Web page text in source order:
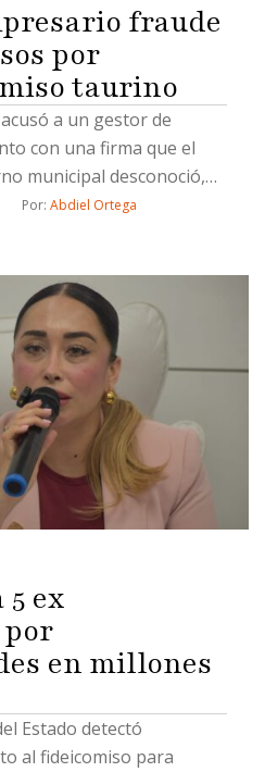
fraude
por
taurino
a un gestor de
con una firma que el
municipal desconoció,
funcionarios: Miguel
Por: Abdiel Ortega
ex
en millones
Estado detectó
al fideicomiso para